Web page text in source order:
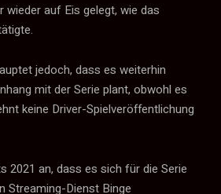
wieder auf Eis gelegt, wie das
jedoch, dass es weiterhin
mit der Serie plant, obwohl es
keine Driver-Spielveröffentlichung
2021 an, dass es sich für die Serie
Streaming-Dienst Binge